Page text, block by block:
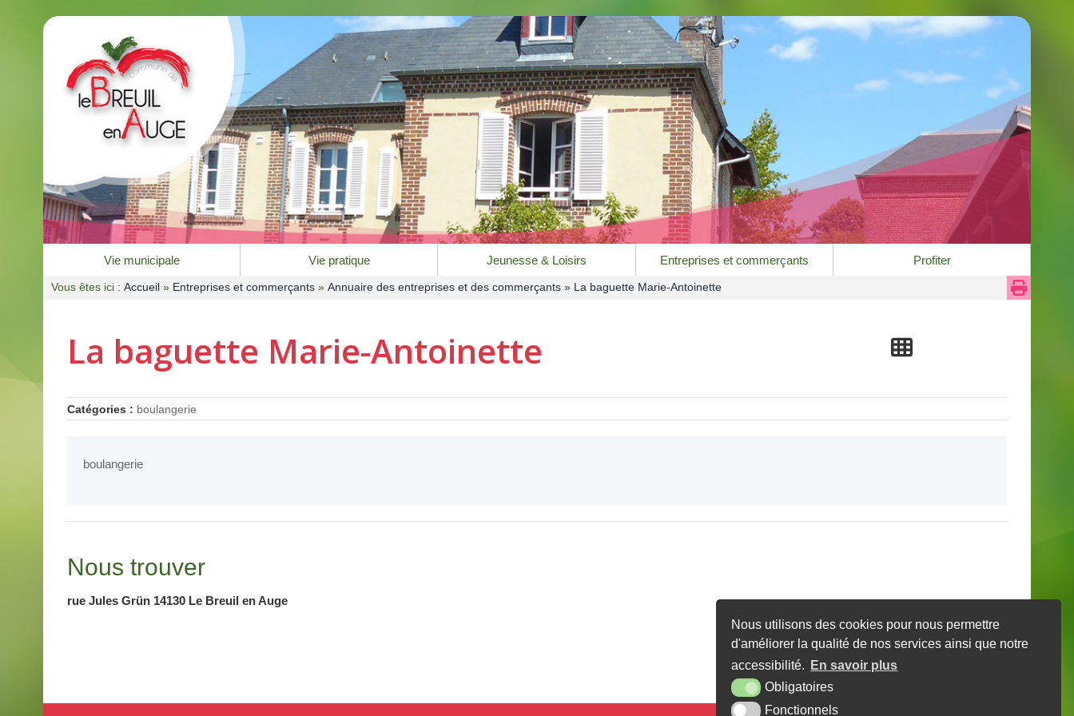
Nous utilisons des cookies pour nous permettre
d'améliorer la qualité de nos services ainsi que notre
accessibilité.
En savoir plus
Obligatoires
Fonctionnels
Vie municipale Vie pratique Jeunesse & Loisirs Entreprises et commerçants Profiter
Vous êtes ici : Accueil » Entreprises et commerçants» Annuaire des entreprises et des commerçants» La baguette Marie-Antoinette
La baguette Marie-Antoinette
Catégories : boulangerie
boulangerie
Nous trouver
rue Jules Grün 14130 Le Breuil en Auge